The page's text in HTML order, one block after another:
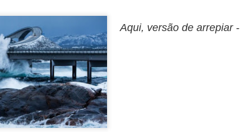
Aqui, versão de arrepiar -
Vamos com mais um trecho, tripulação!
Aliás, se você está chegando agora, volte lá para o primeiro presente,
ok?
AS ÚLTIMAS QUATORZE HORAS não haviam sido fáceis para a
garota. No final da orientação sobre as futuras aulas de educação
física, o senso de perigo tinha começado a se agitar como não
acontecia há mais de dois anos e meio, avisando de grandes
problemas no alto espaço. A sensitiva esperou um pouco para
confirmar uma certeza que, na verdade, já tinha, e fez contato com tio